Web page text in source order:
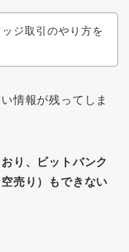
ジ取引のやり方を
情報が残ってしま
り、ビットバンク
売り）もできない